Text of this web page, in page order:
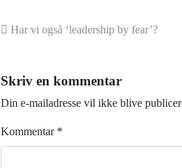
Indlæg navigation
Har vi også ‘leadership by fear’?
Skriv en kommentar
Din e-mailadresse vil ikke blive
Kommentar *